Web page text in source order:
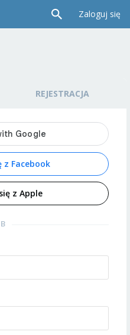
Zaloguj się
REJESTRACJA
z Facebook
z Apple